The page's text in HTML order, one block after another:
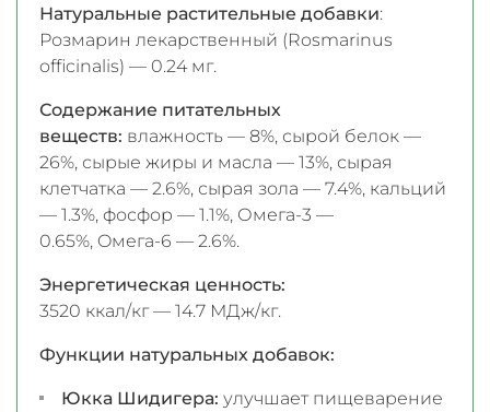
Натуральные растительные добавки:
Розмарин лекарственный (Rosmarinus
officinalis) — 0.24 мг.
Содержание питательных
веществ: влажность — 8%, сырой белок —
26%, сырые жиры и масла — 13%, сырая
клетчатка — 2.6%, сырая зола — 7.4%, кальций
— 1.3%, фосфор — 1.1%, Омега-3 —
0.65%, Oмега-6 — 2.6%.
Энергетическая ценность:
3520 ккал/кг — 14.7 МДж/кг.
Функции натуральных добавок:
Юкка Шидигера: улучшает пищеварение